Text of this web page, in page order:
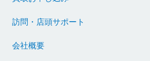
訪問・店頭サポート
会社概要